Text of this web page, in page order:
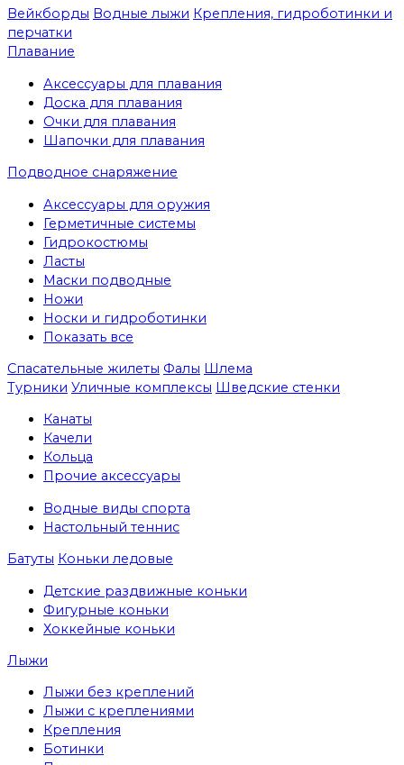
Вейкборды Водные лыжи Крепления, гидроботинки и
перчатки
Плавание
Аксессуары для плавания
Доска для плавания
Очки для плавания
Шапочки для плавания
Подводное снаряжение
Аксессуары для оружия
Герметичные системы
Гидрокостюмы
Ласты
Маски подводные
Ножи
Носки и гидроботинки
Показать все
Спасательные жилеты Фалы Шлема
Турники Уличные комплексы Шведские стенки
Канаты
Качели
Кольца
Прочие аксессуары
Водные виды спорта
Настольный теннис
Батуты Коньки ледовые
Детские раздвижные коньки
Фигурные коньки
Хоккейные коньки
Лыжи
Лыжи без креплений
Лыжи с креплениями
Крепления
Ботинки